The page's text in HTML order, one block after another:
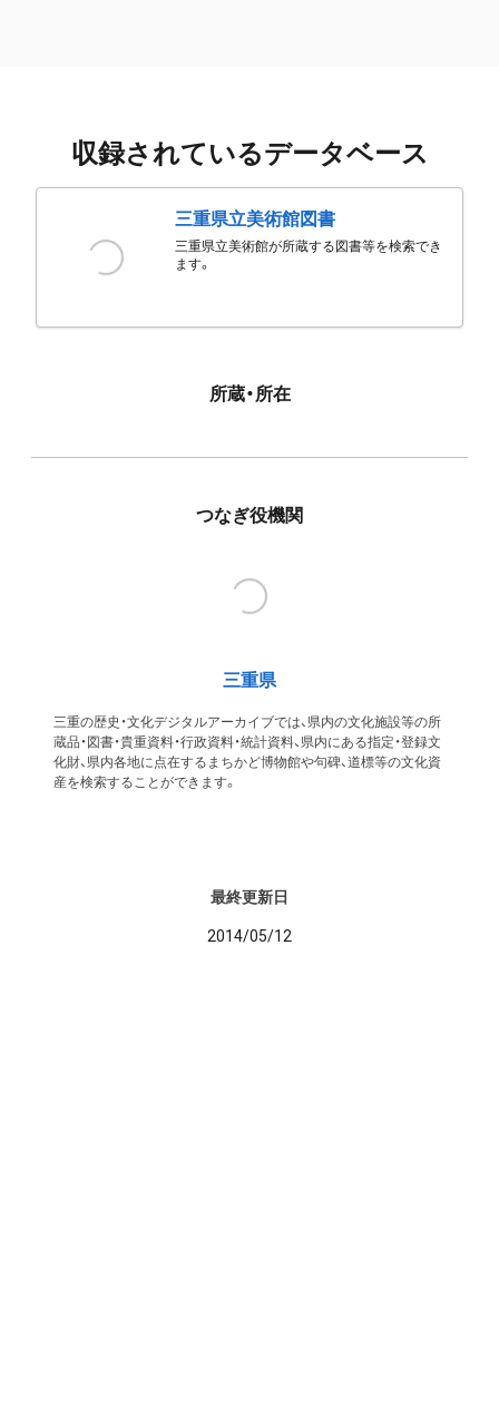
収録されているデータベース
三重県立美術館図書
三重県立美術館が所蔵する図書等を検索でき
ます。
所蔵・所在
つなぎ役機関
三重県
三重の歴史・文化デジタルアーカイブでは、県内の文化施設等の所
蔵品・図書・貴重資料・行政資料・統計資料、県内にある指定・登録文
化財、県内各地に点在するまちかど博物館や句碑、道標等の文化資
産を検索することができます。
最終更新日
2014/05/12